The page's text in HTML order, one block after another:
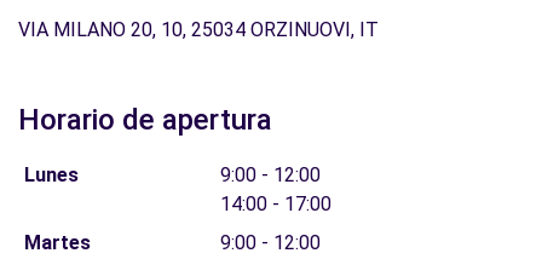
VIA MILANO 20, 10, 25034 ORZINUOVI, IT
Horario de apertura
Lunes
9:00 - 12:00
14:00 - 17:00
Martes
9:00 - 12:00